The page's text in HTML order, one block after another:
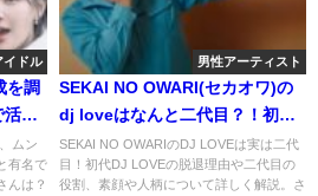
イドル
を調
動
ムン
有名で
んは？
男性アーティスト
SEKAI NO OWARI(セカオワ)の
dj loveはなんと二代目？！初代
の脱退理由に迫る！
SEKAI NO OWARIのDJ LOVEは実は二代
目！初代DJ LOVEの脱退理由や二代目の
役割、素顔や人柄について詳しく解説。さ